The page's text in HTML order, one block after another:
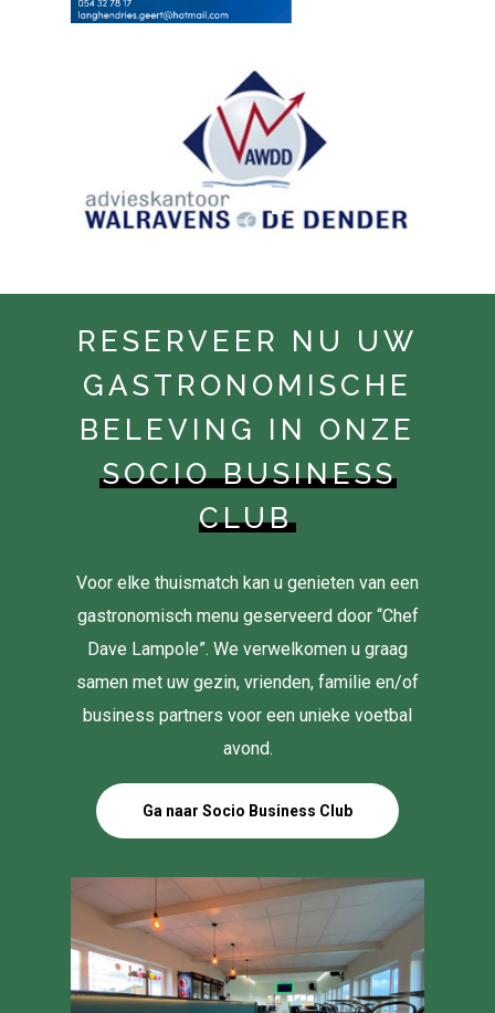
RESERVEER NU UW
GASTRONOMISCHE
BELEVING IN ONZE
SOCIO BUSINESS
CLUB
Voor elke thuismatch kan u genieten van een
gastronomisch menu geserveerd door “Chef
Dave Lampole”. We verwelkomen u graag
samen met uw gezin, vrienden, familie en/of
business partners voor een unieke voetbal
avond.
Ga naar Socio Business Club